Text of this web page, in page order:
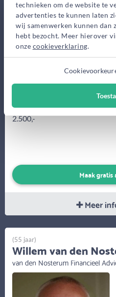
technieken om de website te
advertenties te kunnen laten
wij samenwerken kunnen dan
hebt bezocht. Meer hierover
onze cookieverklaring.
Inmiddels ben ik al 14 jaar
maar met nog steeds hetzelfde
Korps Mariniers...
Advieskosten
2.500,-
Maak gratis
Meer
(55 jaar)
Willem van den
van den Nosterum Financieel